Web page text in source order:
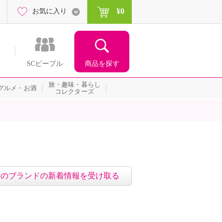
SCピープル 商品を探す
お気に入り ¥0
ルメ・お酒
旅・趣味・暮らし
コレクターズ
ブランドの新着情報を受け取る